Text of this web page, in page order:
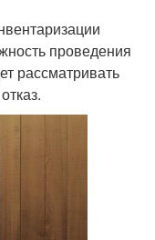
проведения
рассматривать